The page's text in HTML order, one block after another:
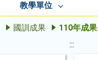
教學單位
國訓成果 110年成果
:::